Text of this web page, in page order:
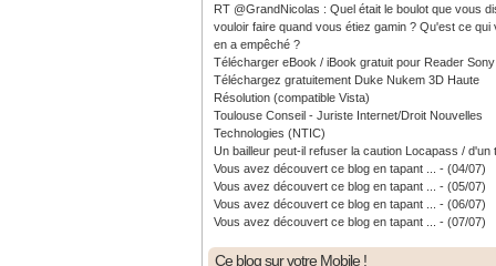
RT @GrandNicolas : Quel était le boulot que vous
vouloir faire quand vous étiez gamin ? Qu'est ce qui
en a empêché ?
Télécharger eBook / iBook gratuit pour Reader Sony
Téléchargez gratuitement Duke Nukem 3D Haute
Résolution (compatible Vista)
Toulouse Conseil - Juriste Internet/Droit Nouvelles
Technologies (NTIC)
Un bailleur peut-il refuser la caution Locapass / d'un
Vous avez découvert ce blog en tapant ... - (04/07)
Vous avez découvert ce blog en tapant ... - (05/07)
Vous avez découvert ce blog en tapant ... - (06/07)
Vous avez découvert ce blog en tapant ... - (07/07)
Ce blog sur votre Mobile !